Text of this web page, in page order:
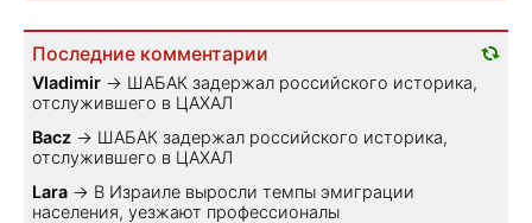
Последние комментарии
Vladimir → ШАБАК задержал российского историка,
отслужившего в ЦАХАЛ
Bacz → ШАБАК задержал российского историка,
отслужившего в ЦАХАЛ
Lara → В Израиле выросли темпы эмиграции
населения, уезжают профессионалы